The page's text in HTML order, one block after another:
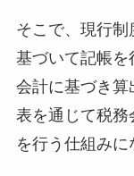
そこで、現行
基づいて記帳を
会計に基づき算
表を通じて税務
を行う仕組みに